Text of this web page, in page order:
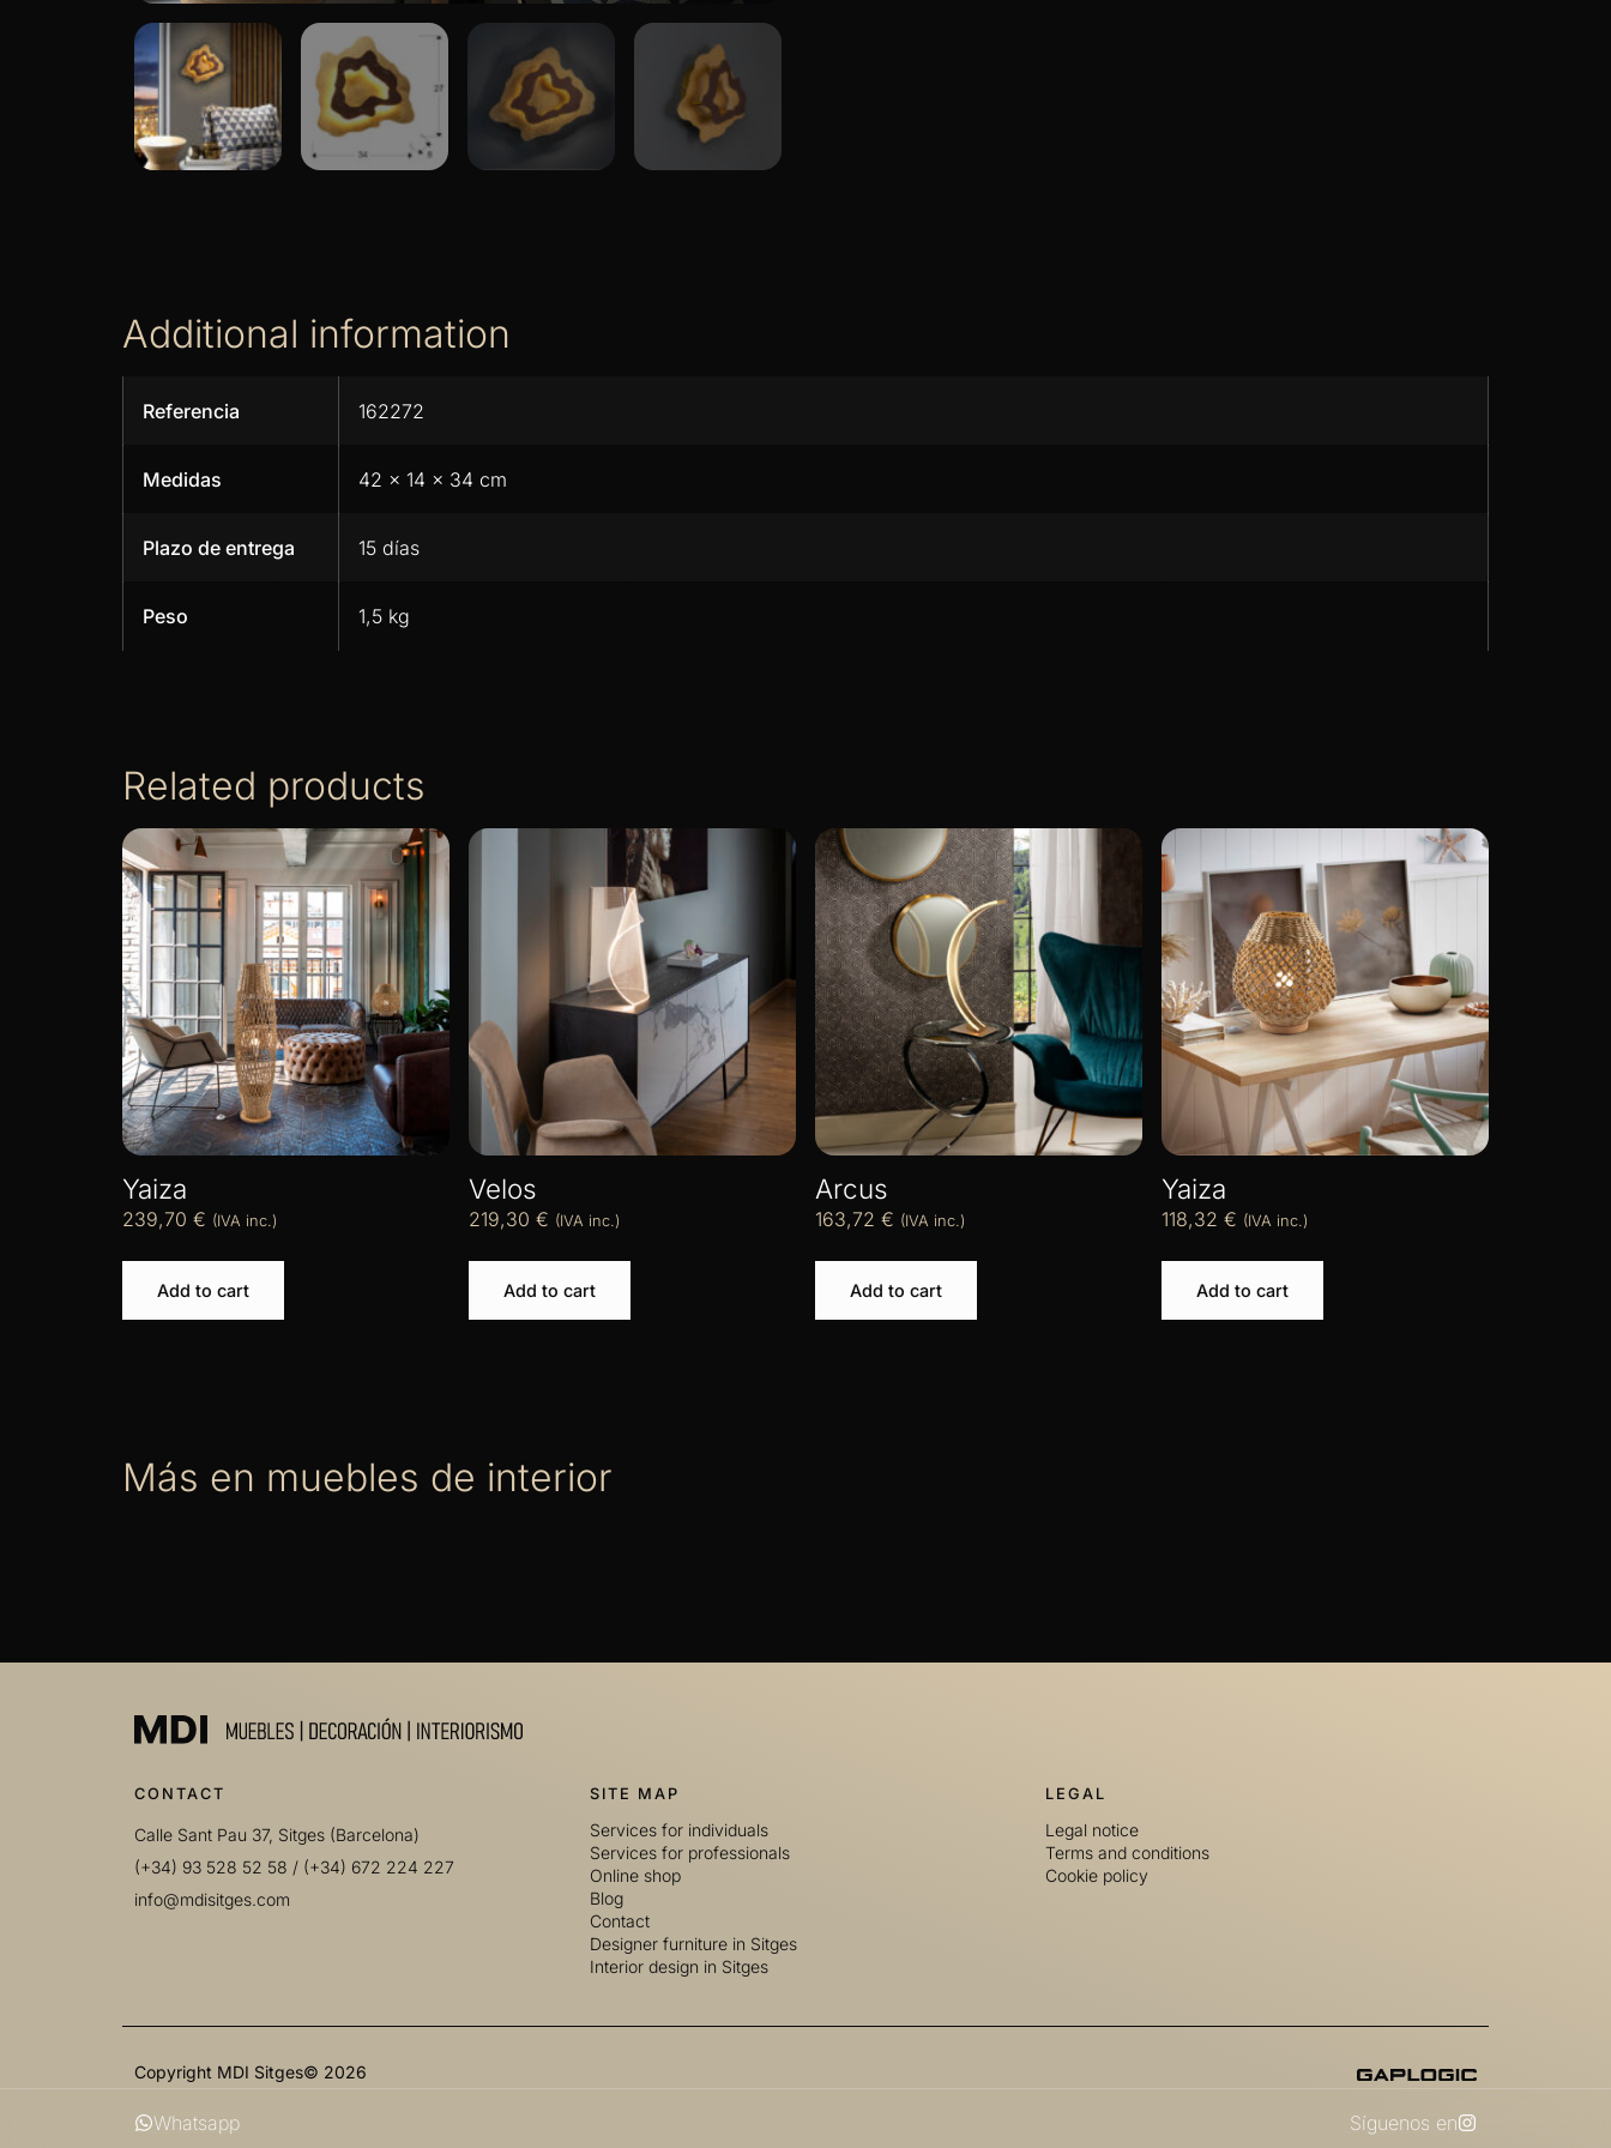
Whatsapp Síguenos en
Additional information
Referencia 162272
Medidas 42 x 14 x 34 cm
Plazo de entrega 15 días
Peso 1,5 kg
Related products
Yaiza
239,70 € (IVA inc.)
Add to cart
Velos
219,30 € (IVA inc.)
Add to cart
Arcus
163,72 € (IVA inc.)
Add to cart
Yaiza
118,32 € (IVA inc.)
Add to cart
Más en muebles de interior
CONTACT
Calle Sant Pau 37, Sitges (Barcelona)
(+34) 93 528 52 58 / (+34) 672 224 227
info@mdisitges.com
SITE MAP
Services for individuals
Services for professionals
Online shop
Blog
Contact
Designer furniture in Sitges
Interior design in Sitges
LEGAL
Legal notice
Terms and conditions
Cookie policy
Copyright MDI Sitges© 2026